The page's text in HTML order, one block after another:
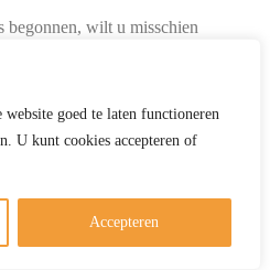
website goed te laten functioneren
U kunt cookies accepteren of
Accepteren
wilt u misschien
en volgens de geldende
stoken kort samengevat
schoon hout Laat de [...]